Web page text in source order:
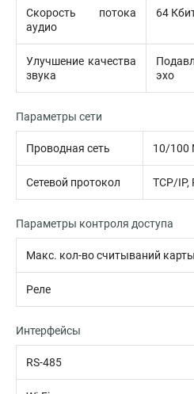
Скорость потока
аудио
64
Улучшение качества
звука
эхо
Параметры сети
Проводная сеть 10/100
Сетевой протокол TCP/IP,
Параметры контроля доступа
Макс. кол-во считываний
Реле
Интерфейсы
RS-485